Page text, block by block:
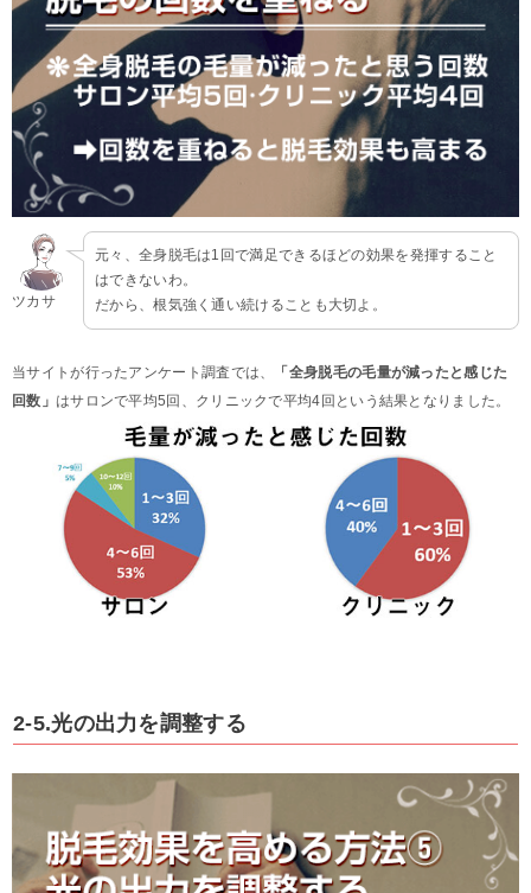
ツカサ
元々、全身脱毛は1回で満足できるほどの効果を発揮すること
はできないわ。
だから、根気強く通い続けることも大切よ。
当サイトが行ったアンケート調査では、
「全身脱毛の毛量が減ったと感じた
回数」 はサロンで平均5回、クリニックで平均4回という結果となりました。
2-5.光の出力を調整する